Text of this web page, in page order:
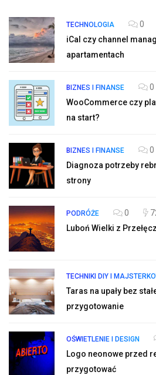
TECHNOLOGIA 0
iCal czy channel
apartamentach
BIZNES I FINANSE 0
WooCommerce czy
na start?
BIZNES I FINANSE 0
Diagnoza potrzeby
strony
PODRÓŻE 0
Luboń Wielki z
TECHNIKI DIY I
Taras na upały bez
przygotowanie
OŚWIETLENIE I DESIGN
Logo neonowe przed
przygotować